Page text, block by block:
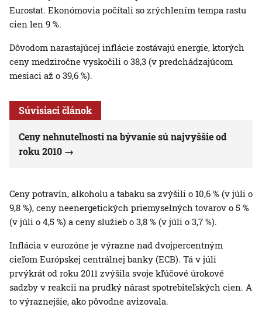
Eurostat. Ekonómovia počítali so zrýchlením tempa rastu
cien len 9 %.
Dôvodom narastajúcej inflácie zostávajú energie, ktorých
ceny medziročne vyskočili o 38,3 (v predchádzajúcom
mesiaci až o 39,6 %).
Súvisiaci článok
Ceny nehnuteľností na bývanie sú najvyššie od
roku 2010
Ceny potravín, alkoholu a tabaku sa zvýšili o 10,6 % (v júli o
9,8 %), ceny neenergetických priemyselných tovarov o 5 %
(v júli o 4,5 %) a ceny služieb o 3,8 % (v júli o 3,7 %).
Inflácia v eurozóne je výrazne nad dvojpercentným
cieľom Európskej centrálnej banky (ECB). Tá v júli
prvýkrát od roku 2011 zvýšila svoje kľúčové úrokové
sadzby v reakcii na prudký nárast spotrebiteľských cien. A
to výraznejšie, ako pôvodne avizovala.